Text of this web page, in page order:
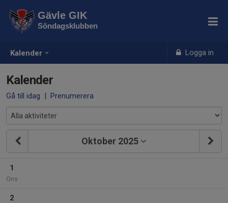
Kalender Logga in
Gävle GIK
Söndagsklubben
Kalender
Gå till idag | Prenumerera
Oktober 2025
1
Ons
2